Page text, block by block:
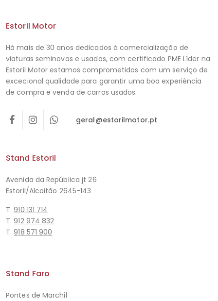
Estoril Motor
Há mais de 30 anos dedicados à comercialização de
viaturas seminovas e usadas, com certificado PME Líder na
Estoril Motor estamos comprometidos com um serviço de
excecional qualidade para garantir uma boa experiência
de compra e venda de carros usados.
geral@estorilmotor.pt
Stand Estoril
Avenida da República jt 26
Estoril/Alcoitão 2645-143
T.910 131 714
T.912 974 832
T.918 571 900
Stand Faro
Pontes de Marchil